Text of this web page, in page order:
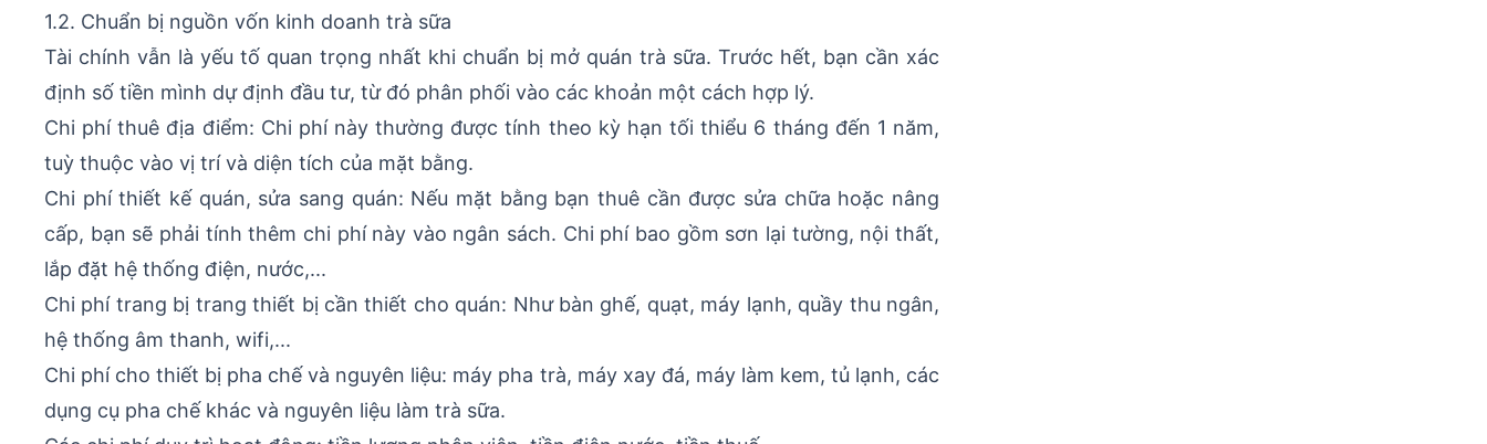
1.2. Chuẩn bị nguồn vốn kinh doanh trà sữa
Tài chính vẫn là yếu tố quan trọng nhất khi chuẩn bị mở quán trà sữa. Trước hết, bạn cần xác
định số tiền mình dự định đầu tư, từ đó phân phối vào các khoản một cách hợp lý.
Chi phí thuê địa điểm: Chi phí này thường được tính theo kỳ hạn tối thiểu 6 tháng đến 1 năm,
tuỳ thuộc vào vị trí và diện tích của mặt bằng.
Chi phí thiết kế quán, sửa sang quán: Nếu mặt bằng bạn thuê cần được sửa chữa hoặc nâng
cấp, bạn sẽ phải tính thêm chi phí này vào ngân sách. Chi phí bao gồm sơn lại tường, nội thất,
lắp đặt hệ thống điện, nước,...
Chi phí trang bị trang thiết bị cần thiết cho quán: Như bàn ghế, quạt, máy lạnh, quầy thu ngân,
hệ thống âm thanh, wifi,...
Chi phí cho thiết bị pha chế và nguyên liệu: máy pha trà, máy xay đá, máy làm kem, tủ lạnh, các
dụng cụ pha chế khác và nguyên liệu làm trà sữa.